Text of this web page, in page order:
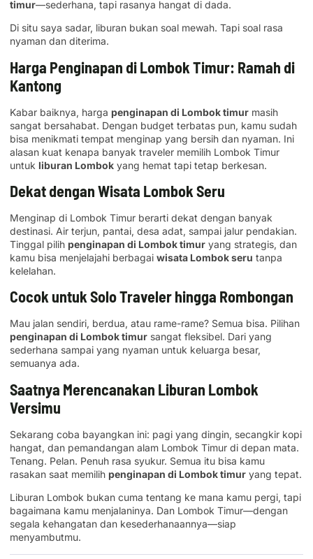
timur—sederhana, tapi rasanya hangat di dada.
Di situ saya sadar, liburan bukan soal mewah. Tapi soal rasa
nyaman dan diterima.
Harga Penginapan di Lombok Timur: Ramah di
Kantong
Kabar baiknya, harga penginapan di Lombok timur masih
sangat bersahabat. Dengan budget terbatas pun, kamu sudah
bisa menikmati tempat menginap yang bersih dan nyaman. Ini
alasan kuat kenapa banyak traveler memilih Lombok Timur
untuk liburan Lombok yang hemat tapi tetap berkesan.
Dekat dengan Wisata Lombok Seru
Menginap di Lombok Timur berarti dekat dengan banyak
destinasi. Air terjun, pantai, desa adat, sampai jalur pendakian.
Tinggal pilih penginapan di Lombok timur yang strategis, dan
kamu bisa menjelajahi berbagai wisata Lombok seru tanpa
kelelahan.
Cocok untuk Solo Traveler hingga Rombongan
Mau jalan sendiri, berdua, atau rame-rame? Semua bisa. Pilihan
penginapan di Lombok timur sangat fleksibel. Dari yang
sederhana sampai yang nyaman untuk keluarga besar,
semuanya ada.
Saatnya Merencanakan Liburan Lombok
Versimu
Sekarang coba bayangkan ini: pagi yang dingin, secangkir kopi
hangat, dan pemandangan alam Lombok Timur di depan mata.
Tenang. Pelan. Penuh rasa syukur. Semua itu bisa kamu
rasakan saat memilih penginapan di Lombok timur yang tepat.
Liburan Lombok bukan cuma tentang ke mana kamu pergi, tapi
bagaimana kamu menjalaninya. Dan Lombok Timur—dengan
segala kehangatan dan kesederhanaannya—siap
menyambutmu.